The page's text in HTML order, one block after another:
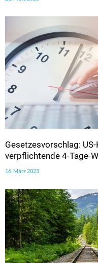
Gesetzesvorschlag:
verpflichtende 4-Tage-
16. März 2023